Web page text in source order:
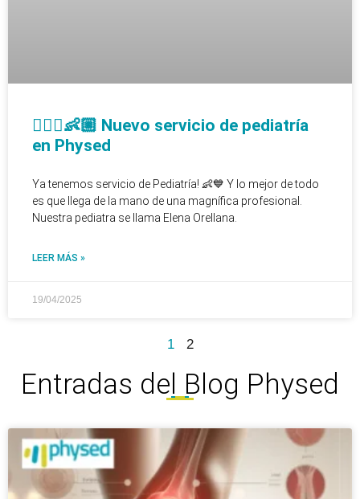
👩🏼‍⚕️👶🏼 Nuevo servicio de pediatría
en Physed
Ya tenemos servicio de Pediatría! 👶💙 Y lo mejor de todo
es que llega de la mano de una magnífica profesional.
Nuestra pediatra se llama Elena Orellana.
LEER MÁS »
19/04/2025
1 2
Entradas del Blog Physed